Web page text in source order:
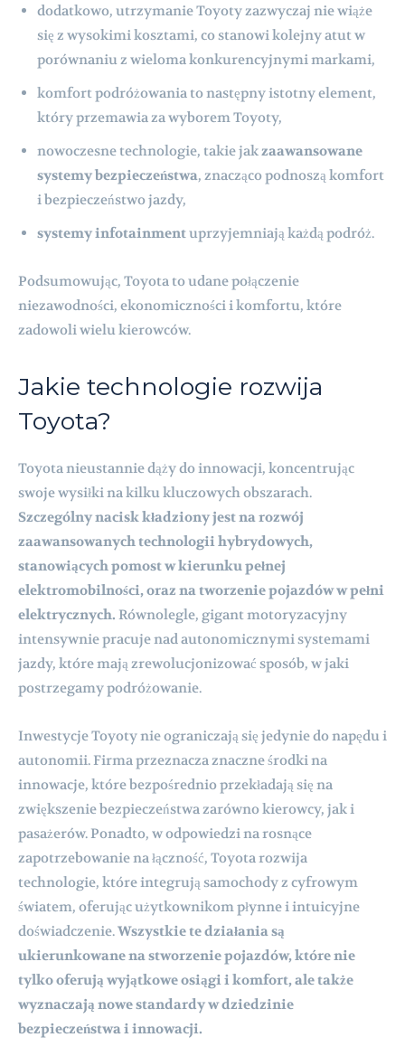
dodatkowo, utrzymanie Toyoty zazwyczaj nie wiąże
się z wysokimi kosztami, co stanowi kolejny atut w
porównaniu z wieloma konkurencyjnymi markami,
komfort podróżowania to następny istotny element,
który przemawia za wyborem Toyoty,
nowoczesne technologie, takie jakzaawansowane
systemy bezpieczeństwa, znacząco podnoszą komfort
i bezpieczeństwo jazdy,
systemy infotainmentuprzyjemniają każdą podróż.
Podsumowując, Toyota to udane połączenie
niezawodności, ekonomiczności i komfortu, które
zadowoli wielu kierowców.
Jakie technologie rozwija
Toyota?
Toyota nieustannie dąży do innowacji, koncentrując
swoje wysiłki na kilku kluczowych obszarach.
Szczególny nacisk kładziony jest na rozwój
zaawansowanych technologii hybrydowych,
stanowiących pomost w kierunku pełnej
elektromobilności, oraz na tworzenie pojazdów w pełni
elektrycznych. Równolegle, gigant motoryzacyjny
intensywnie pracuje nad autonomicznymi systemami
jazdy, które mają zrewolucjonizować sposób, w jaki
postrzegamy podróżowanie.
Inwestycje Toyoty nie ograniczają się jedynie do napędu i
autonomii. Firma przeznacza znaczne środki na
innowacje, które bezpośrednio przekładają się na
zwiększenie bezpieczeństwa zarówno kierowcy, jak i
pasażerów. Ponadto, w odpowiedzi na rosnące
zapotrzebowanie na łączność, Toyota rozwija
technologie, które integrują samochody z cyfrowym
światem, oferując użytkownikom płynne i intuicyjne
doświadczenie.Wszystkie te działania są
ukierunkowane na stworzenie pojazdów, które nie
tylko oferują wyjątkowe osiągi i komfort, ale także
wyznaczają nowe standardy w dziedzinie
bezpieczeństwa i innowacji.